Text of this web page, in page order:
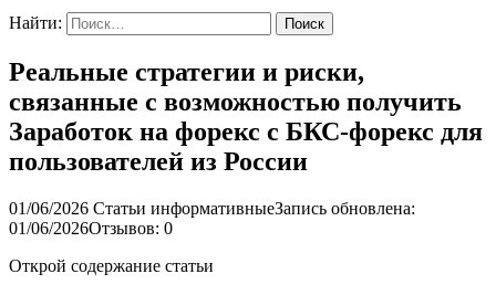
Найти:
Реальные стратегии и риски,
связанные с возможностью получить
Заработок на форекс с БКС-форекс для
пользователей из России
01/06/2026 Статьи информативныеЗапись обновлена:
01/06/2026Отзывов: 0
Открой содержание статьи